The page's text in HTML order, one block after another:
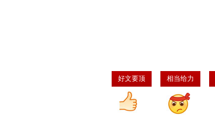
好文要顶 相当给力